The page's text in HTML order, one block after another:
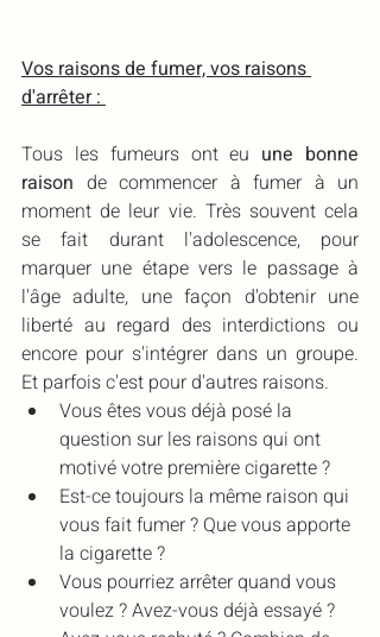
Vos raisons de fumer, vos raisons
d'arrêter :
Tous les fumeurs ont eu une bonne
raison de commencer à fumer à un
moment de leur vie. Très souvent cela
se fait durant l'adolescence, pour
marquer une étape vers le passage à
l'âge adulte, une façon d'obtenir une
liberté au regard des interdictions ou
encore pour s'intégrer dans un groupe.
Et parfois c'est pour d'autres raisons.
Vous êtes vous déjà posé la
question sur les raisons qui ont
motivé votre première cigarette ?
Est-ce toujours la même raison qui
vous fait fumer ? Que vous apporte
la cigarette ?
Vous pourriez arrêter quand vous
voulez ? Avez-vous déjà essayé ?